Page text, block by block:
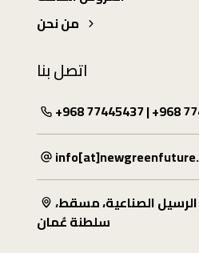
اتصل بنا
+968 77445437 | +968
سلطنة عُمان